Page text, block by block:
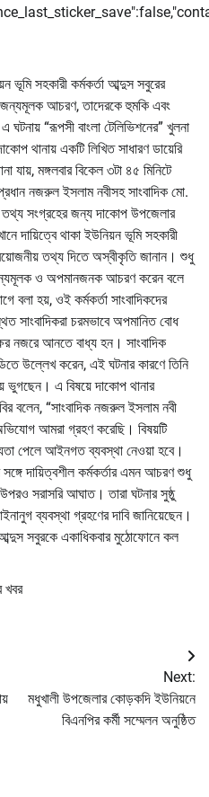
ভূমি সহকারী কর্মকর্তা আব্দুস সবুরের
আচরণ, তাদেরকে হুমকি এবং
“রূপসী বাংলা টেলিভিশনের” খুলনা
থানায় একটি লিখিত সাধারণ ডায়েরি
মঙ্গলবার বিকেল ৩টা ৪৫ মিনিটে
নজরুল ইসলাম নবীসহ সাংবাদিক মো.
তথ্য সংগ্রহের জন্য দাকোপ উপজেলার
দায়িত্বে থাকা ইউনিয়ন ভূমি সহকারী
তথ্য দিতে অস্বীকৃতি জানান। শুধু
ও অপমানজনক আচরণ করেন বলে
হয়, ওই কর্মকর্তা সাংবাদিকদের
সাংবাদিকরা চরমভাবে অপমানিত বোধ
নজরে আনতে বাধ্য হন। সাংবাদিক
উল্লেখ করেন, এই ঘটনার কারণে তিনি
ভুগছেন। এ বিষয়ে দাকোপ থানার
বলেন, “সাংবাদিক নজরুল ইসলাম নবী
আমরা গ্রহণ করেছি। বিষয়টি
পেলে আইনগত ব্যবস্থা নেওয়া হবে।
সঙ্গে দায়িত্বশীল কর্মকর্তার এমন আচরণ শুধু
সরাসরি আঘাত। তারা ঘটনার সুষ্ঠু
ব্যবস্থা গ্রহণের দাবি জানিয়েছেন।
আব্দুস সবুরকে একাধিকবার মুঠোফোনে কল
খবর
Next:
মধুখালী উপজেলার কোড়কদি ইউনিয়নে
বিএনপির কর্মী সম্মেলন অনুষ্ঠিত